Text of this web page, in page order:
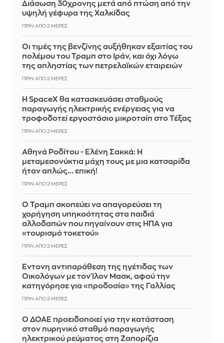
Διάσωση 30χρονης μετά από πτώση από την
υψηλή γέφυρα της Χαλκίδας
ΠΡΙΝ ΑΠΌ 2 ΜΈΡΕΣ
Οι τιμές της βενζίνης αυξήθηκαν εξαιτίας του
πολέμου του Τραμπ στο Ιράν, και όχι λόγω
της απληστίας των πετρελαϊκών εταιρειών
ΠΡΙΝ ΑΠΌ 2 ΜΈΡΕΣ
Η SpaceX θα κατασκευάσει σταθμούς
παραγωγής ηλεκτρικής ενέργειας για να
τροφοδοτεί εργοστάσιο μικροτσίπ στο Τέξας
ΠΡΙΝ ΑΠΌ 2 ΜΈΡΕΣ
Αθηνά Ροδίτου - Ελένη Σακκά: Η
μεταμεσονύκτια μάχη τους με μια κατσαρίδα
ήταν απλώς... επική!
ΠΡΙΝ ΑΠΌ 2 ΜΈΡΕΣ
Ο Τραμπ σκοπεύει να απαγορεύσει τη
χορήγηση υπηκοότητας στα παιδιά
αλλοδαπών που πηγαίνουν στις ΗΠΑ για
«τουρισμό τοκετού»
ΠΡΙΝ ΑΠΌ 2 ΜΈΡΕΣ
Έντονη αντιπαράθεση της ηγέτιδας των
Οικολόγων με τον Ίλον Μασκ, αφού την
κατηγόρησε για «προδοσία» της Γαλλίας
ΠΡΙΝ ΑΠΌ 2 ΜΈΡΕΣ
Ο ΔΟΑΕ προειδοποιεί για την κατάσταση
στον πυρηνικό σταθμό παραγωγής
ηλεκτρικού ρεύματος στη Ζαπορίζια